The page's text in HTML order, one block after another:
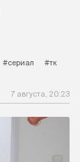
#сериал #тк
7 августа, 20:23